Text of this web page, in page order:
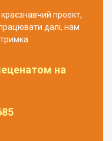
проект,
далі, нам
на